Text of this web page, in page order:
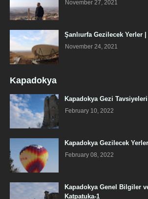
November 27, 2021
Şanlıurfa Gezilecek Yerler
November 24, 2021
Kapadokya
Kapadokya Gezi
February 10, 2022
Kapadokya Gezilecek
February 08, 2022
Kapadokya Genel Bilgiler ve
Katpatuka-1